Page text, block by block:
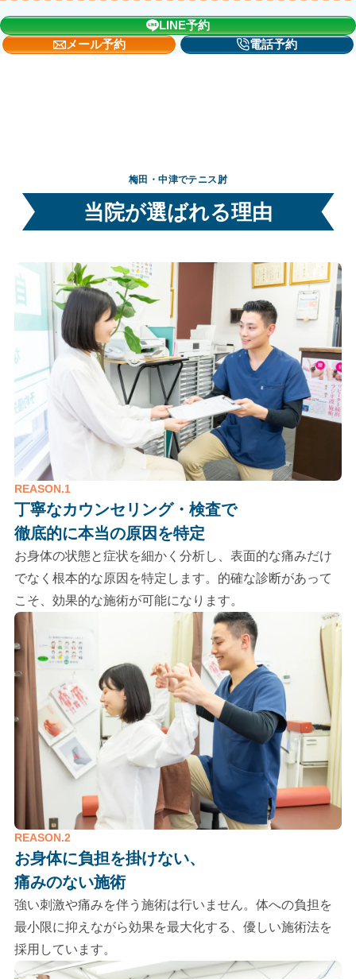
LINE予約
メール予約
電話予約
梅田・中津でテニス肘
当院が選ばれる理由
REASON.1
丁寧なカウンセリング・検査で
徹底的に本当の原因を特定
お身体の状態と症状を細かく分析し、表面的な痛みだけ
でなく根本的な原因を特定します。的確な診断があって
こそ、効果的な施術が可能になります。
REASON.2
お身体に負担を掛けない、
痛みのない施術
強い刺激や痛みを伴う施術は行いません。体への負担を
最小限に抑えながら効果を最大化する、優しい施術法を
採用しています。